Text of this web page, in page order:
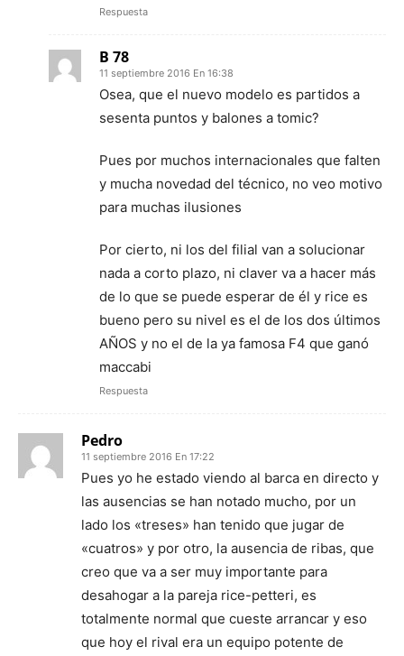
Respuesta
B 78
11 septiembre 2016 En 16:38
Osea, que el nuevo modelo es partidos a
sesenta puntos y balones a tomic?
Pues por muchos internacionales que falten
y mucha novedad del técnico, no veo motivo
para muchas ilusiones
Por cierto, ni los del filial van a solucionar
nada a corto plazo, ni claver va a hacer más
de lo que se puede esperar de él y rice es
bueno pero su nivel es el de los dos últimos
AÑOS y no el de la ya famosa F4 que ganó
maccabi
Respuesta
Pedro
11 septiembre 2016 En 17:22
Pues yo he estado viendo al barca en directo y
las ausencias se han notado mucho, por un
lado los «treses» han tenido que jugar de
«cuatros» y por otro, la ausencia de ribas, que
creo que va a ser muy importante para
desahogar a la pareja rice-petteri, es
totalmente normal que cueste arrancar y eso
que hoy el rival era un equipo potente de